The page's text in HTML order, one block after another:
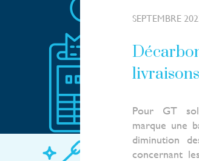
SEPTEMBRE
Pour GT
marque une
diminution
concernant